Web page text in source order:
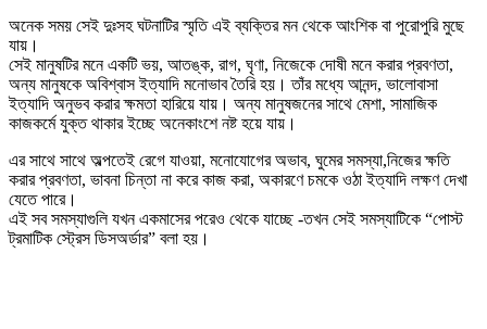
অনেক সময় সেই দুঃসহ ঘটনাটির স্মৃতি এই ব্যক্তির মন থেকে আংশিক বা পুরোপুরি মুছে
যায়।
সেই মানুষটির মনে একটি ভয়, আতঙ্ক, রাগ, ঘৃণা, নিজেকে দোষী মনে করার প্রবণতা,
অন্য মানুষকে অবিশ্বাস ইত্যাদি মনোভাব তৈরি হয়। তাঁর মধ্যে আনন্দ, ভালোবাসা
ইত্যাদি অনুভব করার ক্ষমতা হারিয়ে যায়। অন্য মানুষজনের সাথে মেশা, সামাজিক
কাজকর্মে যুক্ত থাকার ইচ্ছে অনেকাংশে নষ্ট হয়ে যায়।
এর সাথে সাথে অল্পতেই রেগে যাওয়া, মনোযোগের অভাব, ঘুমের সমস্যা,নিজের ক্ষতি
করার প্রবণতা, ভাবনা চিন্তা না করে কাজ করা, অকারণে চমকে ওঠা ইত্যাদি লক্ষণ দেখা
যেতে পারে।
এই সব সমস্যাগুলি যখন একমাসের পরেও থেকে যাচ্ছে -তখন সেই সমস্যাটিকে “পোস্ট
ট্রমাটিক স্ট্রেস ডিসঅর্ডার” বলা হয়।